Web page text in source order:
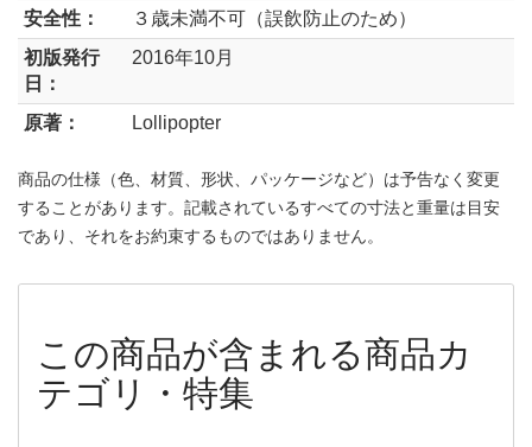
安全性：
３歳未満不可（誤飲防止のため）
初版発行
日：
2016年10月
原著： Lollipopter
商品の仕様（色、材質、形状、パッケージなど）は予告なく変更
することがあります。記載されているすべての寸法と重量は目安
であり、それをお約束するものではありません。
この商品が含まれる商品カ
テゴリ・特集